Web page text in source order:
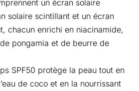
un écran solaire
solaire scintillant et un écran
chacun enrichi en niacinamide,
pongamia et de beurre de
SPF50 protège la peau tout en
de coco et en la nourrissant